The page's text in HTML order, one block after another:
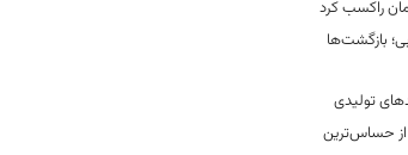
راکسب کرد
جنوبی؛ بازگشت‌ها
تولیدی
حساس‌ترین